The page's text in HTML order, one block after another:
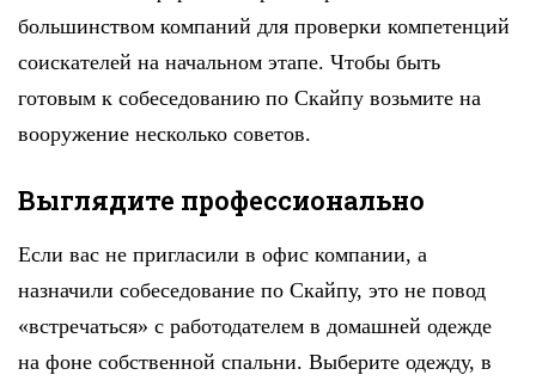
большинством компаний для проверки компетенций
соискателей на начальном этапе. Чтобы быть
готовым к собеседованию по Скайпу возьмите на
вооружение несколько советов.
Выглядите профессионально
Если вас не пригласили в офис компании, а
назначили собеседование по Скайпу, это не повод
«встречаться» с работодателем в домашней одежде
на фоне собственной спальни. Выберите одежду, в